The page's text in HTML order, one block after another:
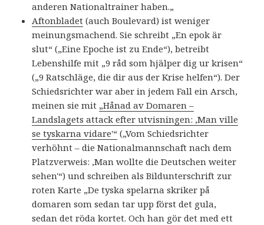
anderen Nationaltrainer haben.„
Aftonbladet (auch Boulevard) ist weniger
meinungsmachend. Sie schreibt „En epok är
slut“ („Eine Epoche ist zu Ende“), betreibt
Lebenshilfe mit „9 råd som hjälper dig ur krisen“
(„9 Ratschläge, die dir aus der Krise helfen“). Der
Schiedsrichter war aber in jedem Fall ein Arsch,
meinen sie mit „Hånad av Domaren –
Landslagets attack efter utvisningen: ‚Man ville
se tyskarna vidare'“ („Vom Schiedsrichter
verhöhnt – die Nationalmannschaft nach dem
Platzverweis: ‚Man wollte die Deutschen weiter
sehen'“) und schreiben als Bildunterschrift zur
roten Karte „De tyska spelarna skriker på
domaren som sedan tar upp först det gula,
sedan det röda kortet. Och han gör det med ett